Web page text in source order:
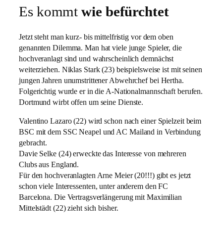
Es kommtwie befürchtet
Jetzt steht man kurz- bis mittelfristig vor dem oben
genannten Dilemma. Man hat viele junge Spieler, die
hochveranlagt sind und wahrscheinlich demnächst
weiterziehen. Niklas Stark (23) beispielsweise ist mit seinen
jungen Jahren unumstrittener Abwehrchef bei Hertha.
Folgerichtig wurde er in die A-Nationalmannschaft berufen.
Dortmund wirbt offen um seine Dienste.
Valentino Lazaro (22) wird schon nach einer Spielzeit beim
BSC mit dem SSC Neapel und AC Mailand in Verbindung
gebracht.
Davie Selke (24) erweckte das Interesse von mehreren
Clubs aus England.
Für den hochveranlagten Arne Meier (20!!!) gibt es jetzt
schon viele Interessenten, unter anderem den FC
Barcelona. Die Vertragsverlängerung mit Maximilian
Mittelstädt (22) zieht sich bisher.